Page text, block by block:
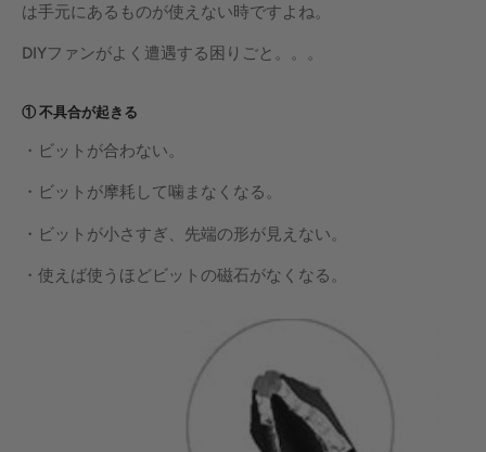
は手元にあるものが使えない時ですよね。
DIYファンがよく遭遇する困りごと。。。
① 不具合が起きる
・ビットが合わない。
・ビットが摩耗して噛まなくなる。
・ビットが小さすぎ、先端の形が見えない。
・使えば使うほどビットの磁石がなくなる。